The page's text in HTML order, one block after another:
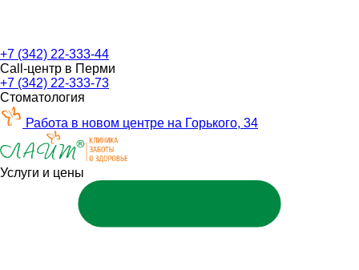
+7 (342) 22-333-44
Call-центр в Перми
+7 (342) 22-333-73
Стоматология
Работа в новом центре на Горького, 34
Услуги и цены